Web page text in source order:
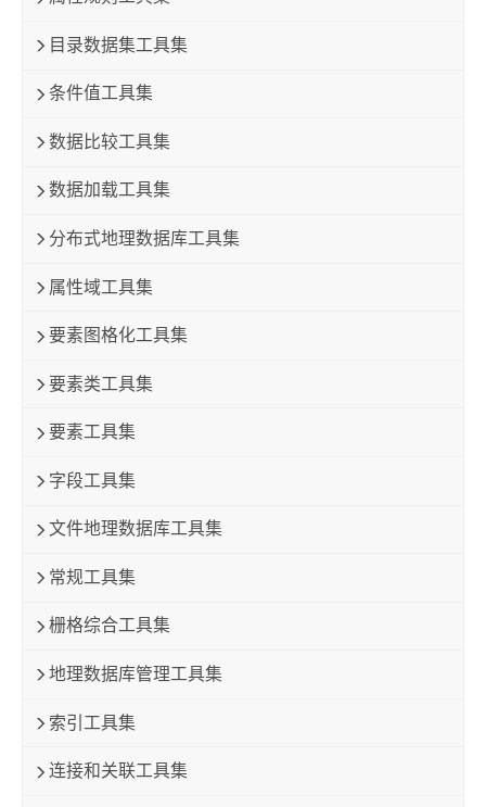
目录数据集工具集
条件值工具集
数据比较工具集
数据加载工具集
分布式地理数据库工具集
属性域工具集
要素图格化工具集
要素类工具集
要素工具集
字段工具集
文件地理数据库工具集
常规工具集
栅格综合工具集
地理数据库管理工具集
索引工具集
连接和关联工具集